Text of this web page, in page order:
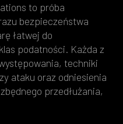
to próba
bezpieczeństwa
łatwej do
podatności. Każda z
techniki
ataku oraz odniesienia
przedłużania,